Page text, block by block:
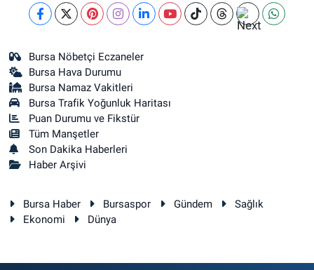
Bursa Nöbetçi Eczaneler
Bursa Hava Durumu
Bursa Namaz Vakitleri
Bursa Trafik Yoğunluk Haritası
Puan Durumu ve Fikstür
Tüm Manşetler
Son Dakika Haberleri
Haber Arşivi
Bursa Haber Bursaspor Gündem
Sağlık
Ekonomi
Dünya